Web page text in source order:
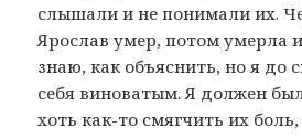
слышали и не понимали их.
Ярослав умер, потом умерла
знаю, как объяснить, но я до
себя виноватым. Я должен
хоть как-то смягчить их